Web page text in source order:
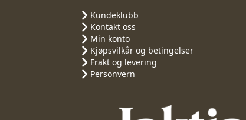
Kundeklubb
Kontakt oss
Min konto
Kjøpsvilkår og betingelser
Frakt og levering
Personvern